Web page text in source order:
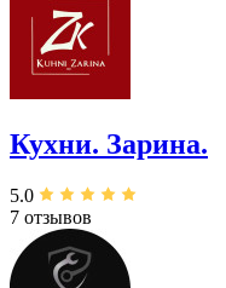
Кухни. Зарина.
5.0
7 отзывов